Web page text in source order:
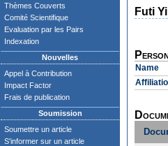
Thèmes Couverts
Comité Scientifique
Evaluation par les Pairs
Indexation
Nouvelles
Appel à Contribution
Impact Factor
Frais de publication
Soumission
Soumettre un article
S'informer sur un article
Futi
Name